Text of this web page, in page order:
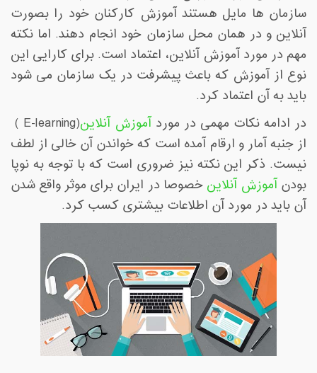
سازمان ها مایل هستند آموزش کارکنان خود را بصورت
آنلاین و در همان محل سازمان خود انجام دهند. اما نکته
مهم در مورد آموزش آنلاین، اعتماد است. برای کارایی این
نوع از آموزش که باعث پیشرفت در یک سازمان می شود
باید به آن اعتماد کرد.
در ادامه نکات مهمی در مورد آموزش آنلاین( E-learning)
از جنبه آمار و ارقام آمده است که خواندن آن خالی از لطف
نیست. ذکر این نکته نیز ضروری است که با توجه به نوپا
بودنآموزش آنلاین خصوصا در ایران برای موثر واقع شدن
آن باید در مورد آن اطلاعات بیشتری کسب کرد.